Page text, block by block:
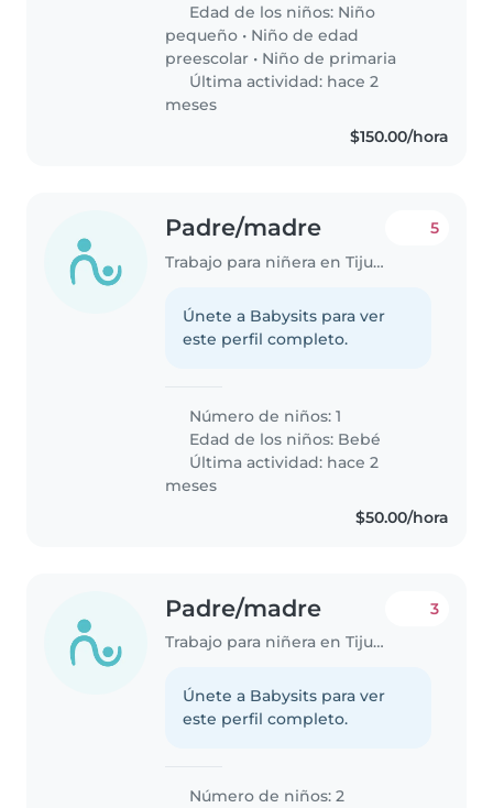
Edad de los niños: Niño
pequeño • Niño de edad
preescolar • Niño de primaria
Última actividad: hace 2
meses
$150.00/hora
Padre/madre
Trabajo para niñera en Tijuana
5
Únete a Babysits para ver
este perfil completo.
Número de niños: 1
Edad de los niños: Bebé
Última actividad: hace 2
meses
$50.00/hora
Padre/madre
Trabajo para niñera en Tijuana
3
Únete a Babysits para ver
este perfil completo.
Número de niños: 2